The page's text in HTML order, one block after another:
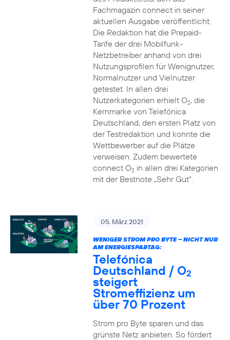
Fachmagazin connect in seiner
aktuellen Ausgabe veröffentlicht.
Die Redaktion hat die Prepaid-
Tarife der drei Mobilfunk-
Netzbetreiber anhand von drei
Nutzungsprofilen für Wenignutzer,
Normalnutzer und Vielnutzer
getestet. In allen drei
Nutzerkategorien erhielt O2, die
Kernmarke von Telefónica
Deutschland, den ersten Platz von
der Testredaktion und konnte die
Wettbewerber auf die Plätze
verweisen. Zudem bewertete
connect O2in allen drei Kategorien
mit der Bestnote „Sehr Gut“.
05. März 2021
WENIGER STROM PRO BYTE – NICHT NUR
AM ENERGIESPARTAG:
Telefónica
Deutschland / O2
steigert
Stromeffizienz um
über 70 Prozent
Strom pro Byte sparen und das
grünste Netz anbieten. So fördert